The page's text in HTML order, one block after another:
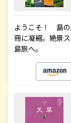
ようこそ！ 島の
冊に凝縮。絶景
島旅へ。